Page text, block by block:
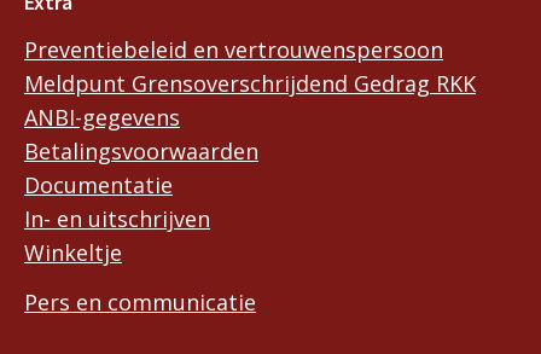
Preventiebeleid en vertrouwenspersoon
Meldpunt Grensoverschrijdend Gedrag RKK
ANBI-gegevens
Betalingsvoorwaarden
Documentatie
In- en uitschrijven
Winkeltje
Pers en communicatie